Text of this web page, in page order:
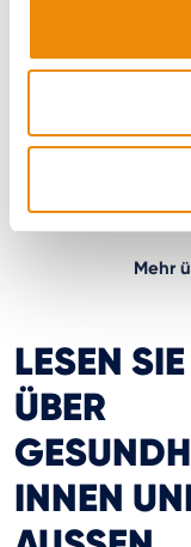
und
Mehr
LESEN
ÜBER
INNEN